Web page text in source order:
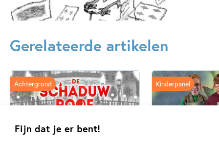
Fijn dat je er bent!
het ploegen op een waardevolle schat stuit, over een
jongen die met dieren kan praten en een schildpad redt uit
over een dromerig vogelvriendje dat het slachtoffer wordt
van een gewelddadig verjaarsgeschenk.
Ten slotte lees je in dit boek het allereerste verhaal dat de
wereldberoemde Roald Dahl ooit schreef.
Verschijningsdatum: 29-11-2016
12+ jaar 9 – 12 jaar
Dagelijks leven
Roald Dahl
Gerelateerde artikelen
Achtergrond Kinderpanel